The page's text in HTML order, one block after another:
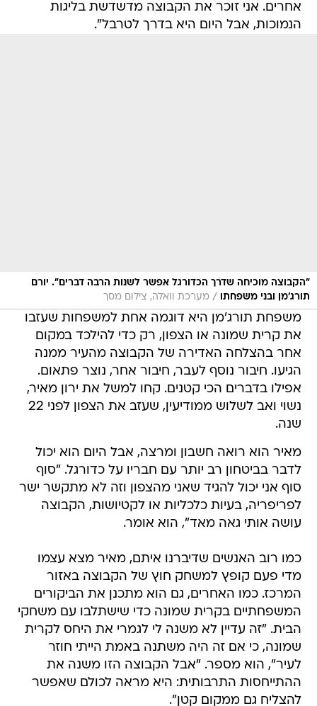
אחרים. אני זוכר את הקבוצה מדשדשת בליגות
הנמוכות, אבל היום היא בדרך לטרבל".
"הקבוצה מוכיחה שדרך הכדורגל אפשר לשנות הרבה דברים". יורם
תורג'מן ובני משפחתו
/ מערכת וואלה, צילום מסך
משפחת תורג'מן היא דוגמה אחת למשפחות שעזבו
את קרית שמונה או הצפון, רק כדי להילכד במקום
אחר בהצלחה האדירה של הקבוצה מהעיר ממנה
הגיעו. חיבור נוסף לעבר, חיבור אחר, נוצר פתאום.
אפילו בדברים הכי קטנים. קחו למשל את ירון מאיר,
נשוי ואב לשלוש ממודיעין, שעזב את הצפון לפני 22
שנה.
מאיר הוא רואה חשבון ומרצה, אבל היום הוא יכול
לדבר בביטחון רב יותר עם חבריו על כדורגל. "סוף
סוף אני יכול להגיד שאני מהצפון וזה לא מתקשר ישר
לפריפריה, בעיות כלכליות או לקטיושות, הקבוצה
עושה אותי גאה מאד", הוא אומר.
כמו רוב האנשים שדיברנו איתם, מאיר מצא עצמו
מדי פעם קופץ למשחק חוץ של הקבוצה באזור
המרכז. כמו האחרים, גם הוא מתכנן את הביקורים
המשפחתיים בקרית שמונה כדי שישתלבו עם משחקי
הבית. "זה עדיין לא משנה לי לגמרי את היחס לקרית
שמונה, כי אם זה היה משתנה באמת הייתי חוזר
לעיר", הוא מספר. "אבל הקבוצה הזו משנה את
ההתייחסות התרבותית: היא מראה לכולם שאפשר
להצליח גם ממקום קטן".